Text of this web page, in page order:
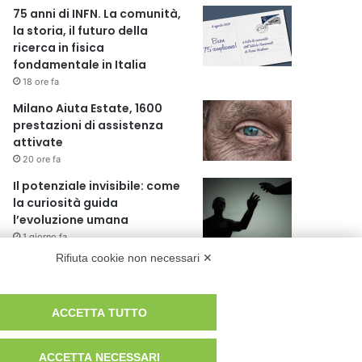
75 anni di INFN. La comunità,
la storia, il futuro della
ricerca in fisica
fondamentale in Italia
18 ore fa
Milano Aiuta Estate, 1600
prestazioni di assistenza
attivate
20 ore fa
Il potenziale invisibile: come
la curiosità guida
l’evoluzione umana
1 giorno fa
Milano tra tradizione e
di una metropoli in
evoluzione
1 giorno fa
Rifiuta cookie non necessari ✕
ACCETTA TUTTO
ACCETTA NECESSARI